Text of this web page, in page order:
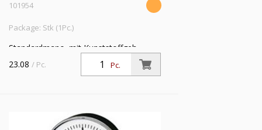
101954
Package: Stk (1Pc.)
Standardmano. mit Kunststoffgeh.,
Einfachskala in bar, Anschluss radial
unten, G 1/2, Güteklasse 1,6, Messber.
Pc.
23.08 / Pc.